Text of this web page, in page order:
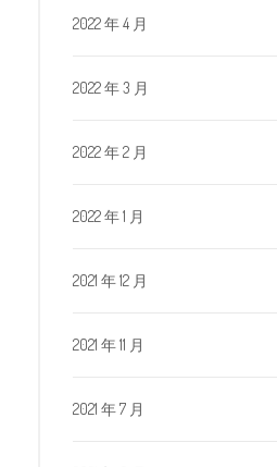
2022 年 4 月
2022 年 3 月
2022 年 2 月
2022 年 1 月
2021 年 12 月
2021 年 11 月
2021 年 7 月